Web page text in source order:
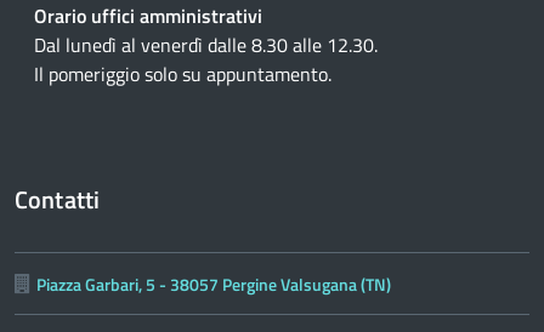
Orario uffici amministrativi
Dal lunedì al venerdì dalle 8.30 alle 12.30.
Il pomeriggio solo su appuntamento.
Contatti
Piazza Garbari, 5 - 38057 Pergine Valsugana (TN)